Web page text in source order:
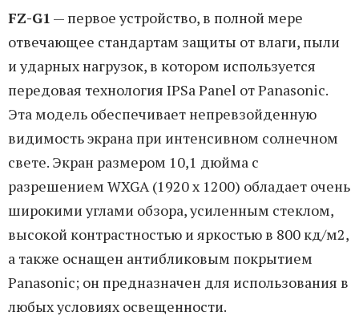
FZ-G1 — первое устройство, в полной мере
отвечающее стандартам защиты от влаги, пыли
и ударных нагрузок, в котором используется
передовая технология IPSa Panel от Panasonic.
Эта модель обеспечивает непревзойденную
видимость экрана при интенсивном солнечном
свете. Экран размером 10,1 дюйма с
разрешением WXGA (1920 x 1200) обладает очень
широкими углами обзора, усиленным стеклом,
высокой контрастностью и яркостью в 800 кд/м2,
а также оснащен антибликовым покрытием
Panasonic; он предназначен для использования в
любых условиях освещенности.